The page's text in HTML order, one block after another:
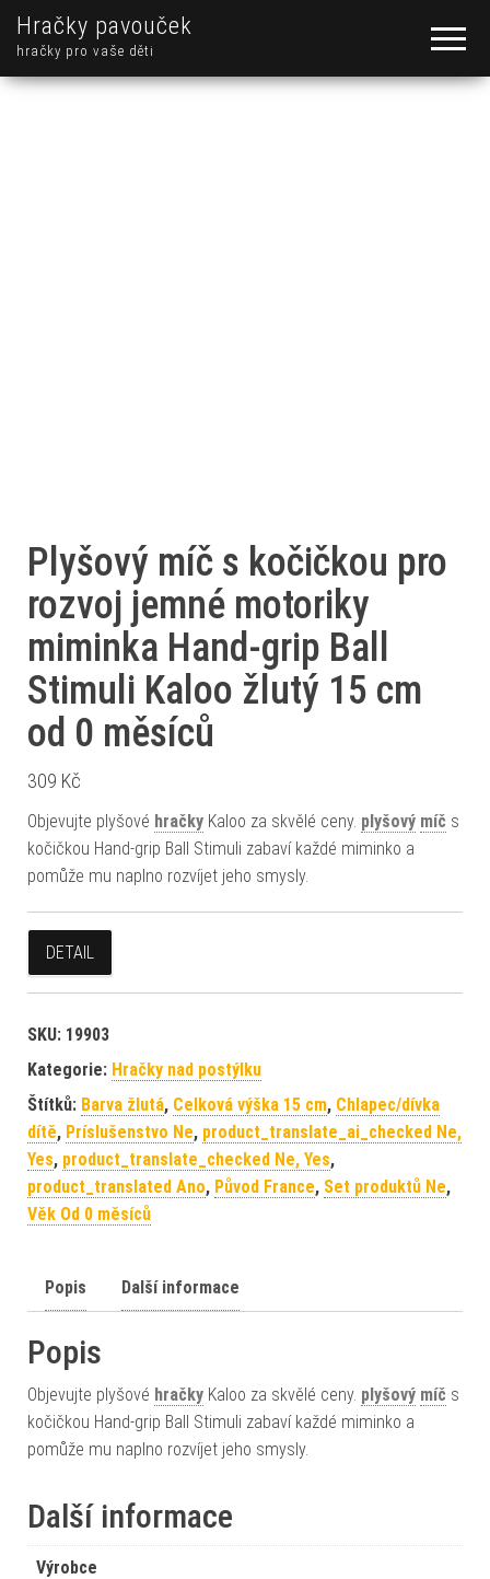
Hračky pavouček
hračky pro vaše děti
Plyšový míč s kočičkou pro
rozvoj jemné motoriky
miminka Hand-grip Ball
Stimuli Kaloo žlutý 15 cm
od 0 měsíců
309 Kč
Objevujte plyšové hračky Kaloo za skvělé ceny. plyšový míč s
kočičkou Hand-grip Ball Stimuli zabaví každé miminko a
pomůže mu naplno rozvíjet jeho smysly.
DETAIL
SKU: 19903
Kategorie: Hračky nad postýlku
Štítků: Barva žlutá, Celková výška 15 cm, Chlapec/dívka
dítě, Príslušenstvo Ne, product_translate_ai_checked Ne,
Yes, product_translate_checked Ne, Yes,
product_translated Ano, Původ France, Set produktů Ne,
Věk Od 0 měsíců
Popis Další informace
Popis
Objevujte plyšové hračky Kaloo za skvělé ceny. plyšový míč s
kočičkou Hand-grip Ball Stimuli zabaví každé miminko a
pomůže mu naplno rozvíjet jeho smysly.
Další informace
Výrobce